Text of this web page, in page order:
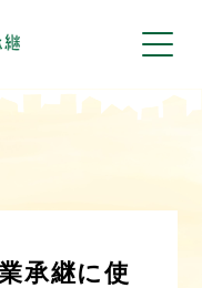
承継に使